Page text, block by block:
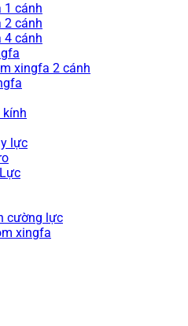
1 cánh
2 cánh
4 cánh
xingfa 2 cánh
kính
lực
cường lực
xingfa